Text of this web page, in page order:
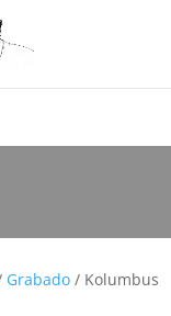
Grabado / Kolumbus